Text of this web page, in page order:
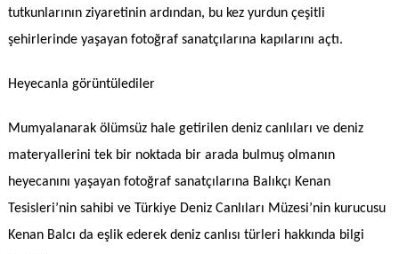
tutkunlarının ziyaretinin ardından, bu kez yurdun çeşitli
şehirlerinde yaşayan fotoğraf sanatçılarına kapılarını açtı.
Heyecanla görüntülediler
Mumyalanarak ölümsüz hale getirilen deniz canlıları ve deniz
materyallerini tek bir noktada bir arada bulmuş olmanın
heyecanını yaşayan fotoğraf sanatçılarına Balıkçı Kenan
Tesisleri’nin sahibi ve Türkiye Deniz Canlıları Müzesi’nin kurucusu
Kenan Balcı da eşlik ederek deniz canlısı türleri hakkında bilgi